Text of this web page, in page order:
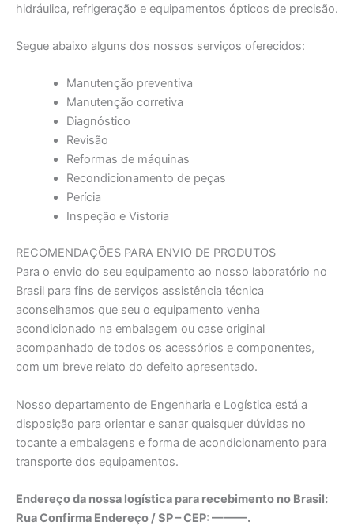
hidráulica, refrigeração e equipamentos ópticos de precisão.
Segue abaixo alguns dos nossos serviços oferecidos:
Manutenção preventiva
Manutenção corretiva
Diagnóstico
Revisão
Reformas de máquinas
Recondicionamento de peças
Perícia
Inspeção e Vistoria
RECOMENDAÇÕES PARA ENVIO DE PRODUTOS
Para o envio do seu equipamento ao nosso laboratório no
Brasil para fins de serviços assistência técnica
aconselhamos que seu o equipamento venha
acondicionado na embalagem ou case original
acompanhado de todos os acessórios e componentes,
com um breve relato do defeito apresentado.
Nosso departamento de Engenharia e Logística está a
disposição para orientar e sanar quaisquer dúvidas no
tocante a embalagens e forma de acondicionamento para
transporte dos equipamentos.
Endereço da nossa logística para recebimento no Brasil:
Rua Confirma Endereço / SP – CEP: ———.